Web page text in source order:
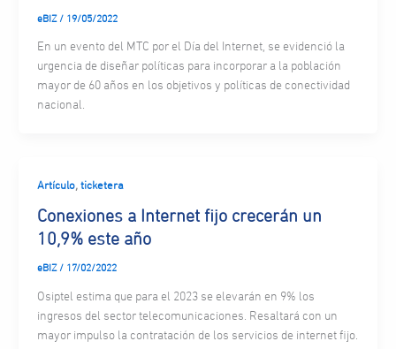
eBIZ / 19/05/2022
En un evento del MTC por el Día del Internet, se evidenció la
urgencia de diseñar políticas para incorporar a la población
mayor de 60 años en los objetivos y políticas de conectividad
nacional.
Artículo, ticketera
Conexiones a Internet fijo crecerán un
10,9% este año
eBIZ / 17/02/2022
Osiptel estima que para el 2023 se elevarán en 9% los
ingresos del sector telecomunicaciones. Resaltará con un
mayor impulso la contratación de los servicios de internet fijo.